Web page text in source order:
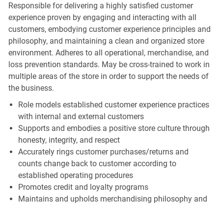
Responsible for delivering a highly satisfied customer
experience proven by engaging and interacting with all
customers, embodying customer experience principles and
philosophy, and maintaining a clean and organized store
environment. Adheres to all operational, merchandise, and
loss prevention standards. May be cross-trained to work in
multiple areas of the store in order to support the needs of
the business.
Role models established customer experience practices
with internal and external customers
Supports and embodies a positive store culture through
honesty, integrity, and respect
Accurately rings customer purchases/returns and
counts change back to customer according to
established operating procedures
Promotes credit and loyalty programs
Maintains and upholds merchandising philosophy and